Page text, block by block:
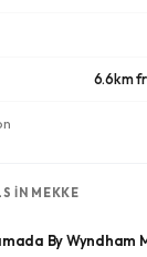
6.6km
IN MEKKE
By Wyndham